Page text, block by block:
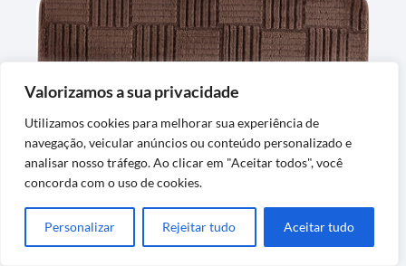
Valorizamos a sua privacidade
Utilizamos cookies para melhorar sua experiência de
navegação, veicular anúncios ou conteúdo personalizado e
analisar nosso tráfego. Ao clicar em "Aceitar todos", você
concorda com o uso de cookies.
Personalizar Rejeitar tudo Aceitar tudo
Tapete Passadeira Para Banheiro Macio